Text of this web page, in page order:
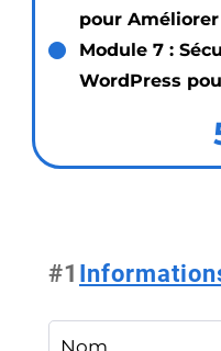
pour
Module 7 :
WordPress
#1